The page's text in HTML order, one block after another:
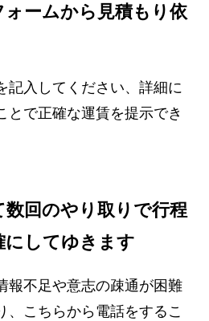
ォームから見積もり依
記入してください、詳細に
とで正確な運賃を提示でき
数回のやり取りで行程
にしてゆきます
報不足や意志の疎通が困難
、こちらから電話をするこ